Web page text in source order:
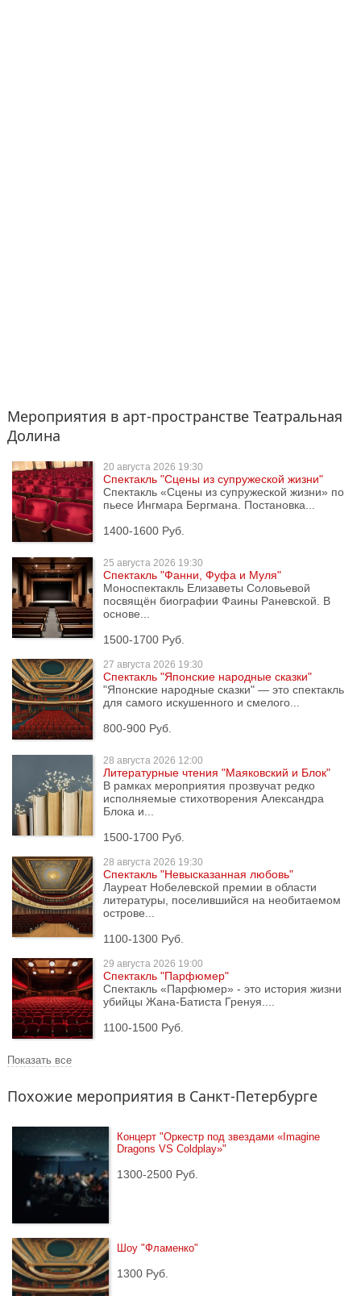
Мероприятия в арт-пространстве Театральная
Долина
20 августа 2026 19:30
Спектакль "Сцены из супружеской жизни"
Спектакль «Сцены из супружеской жизни» по
пьесе Ингмара Бергмана. Постановка...
1400-1600 Руб.
25 августа 2026 19:30
Спектакль "Фанни, Фуфа и Муля"
Моноспектакль Елизаветы Соловьевой
посвящён биографии Фаины Раневской. В
основе...
1500-1700 Руб.
27 августа 2026 19:30
Спектакль "Японские народные сказки"
"Японские народные сказки" — это спектакль
для самого искушенного и смелого...
800-900 Руб.
28 августа 2026 12:00
Литературные чтения "Маяковский и Блок"
В рамках мероприятия прозвучат редко
исполняемые стихотворения Александра
Блока и...
1500-1700 Руб.
28 августа 2026 19:30
Спектакль "Невысказанная любовь"
Лауреат Нобелевской премии в области
литературы, поселившийся на необитаемом
острове...
1100-1300 Руб.
29 августа 2026 19:00
Спектакль "Парфюмер"
Спектакль «Парфюмер» - это история жизни
убийцы Жана-Батиста Гренуя....
1100-1500 Руб.
Показать все
Похожие мероприятия в Санкт-Петербурге
Концерт "Оркестр под звездами «Imagine
Dragons VS Coldplay»"
1300-2500 Руб.
Шоу "Фламенко"
1300 Руб.